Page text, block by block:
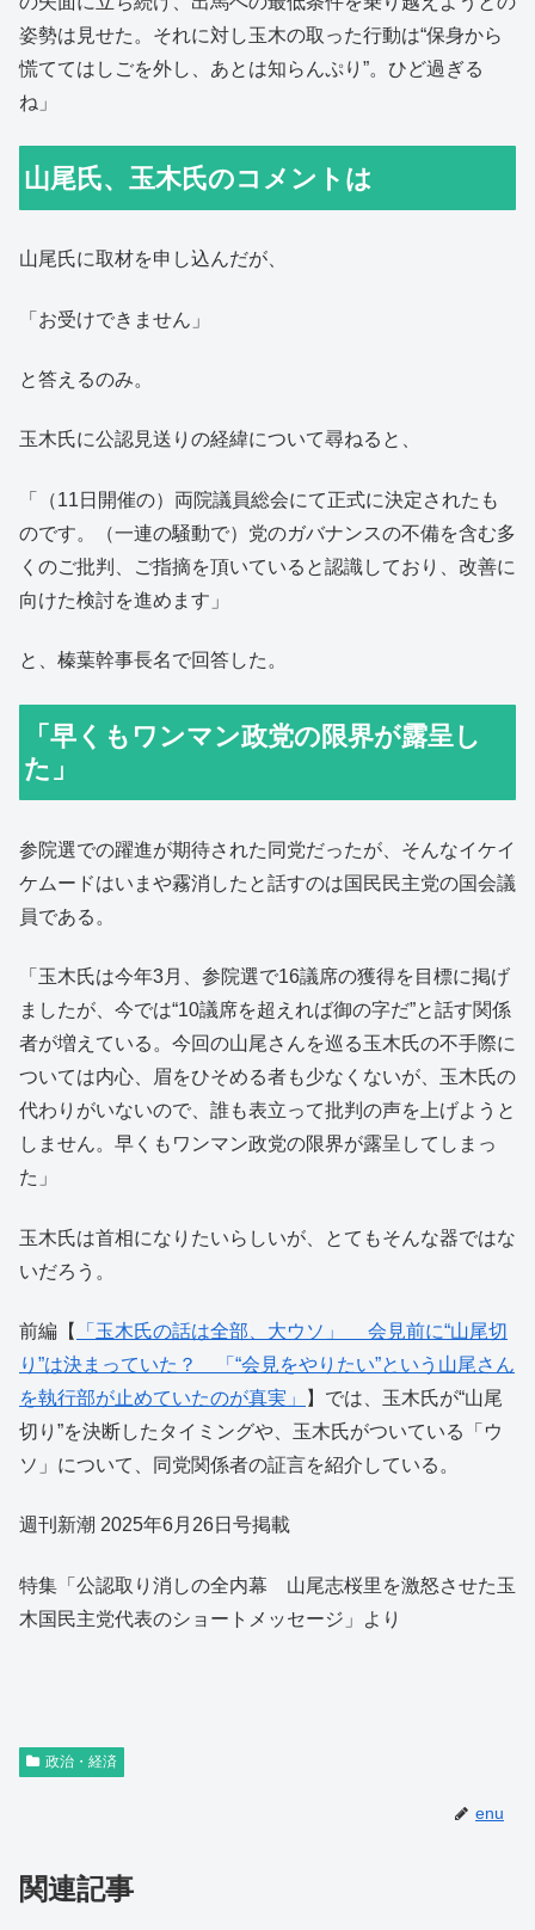
姿勢は見せた。それに対し玉木の取った行動は“保身から
慌ててはしごを外し、あとは知らんぷり”。ひど過ぎる
ね」
山尾氏、玉木氏のコメントは
山尾氏に取材を申し込んだが、
「お受けできません」
と答えるのみ。
玉木氏に公認見送りの経緯について尋ねると、
「（11日開催の）両院議員総会にて正式に決定されたも
のです。（一連の騒動で）党のガバナンスの不備を含む多
くのご批判、ご指摘を頂いていると認識しており、改善に
向けた検討を進めます」
と、榛葉幹事長名で回答した。
「早くもワンマン政党の限界が露呈し
た」
参院選での躍進が期待された同党だったが、そんなイケイ
ケムードはいまや霧消したと話すのは国民民主党の国会議
員である。
「玉木氏は今年3月、参院選で16議席の獲得を目標に掲げ
ましたが、今では“10議席を超えれば御の字だ”と話す関係
者が増えている。今回の山尾さんを巡る玉木氏の不手際に
ついては内心、眉をひそめる者も少なくないが、玉木氏の
代わりがいないので、誰も表立って批判の声を上げようと
しません。早くもワンマン政党の限界が露呈してしまっ
た」
玉木氏は首相になりたいらしいが、とてもそんな器ではな
いだろう。
前編【
「玉木氏の話は全部、大ウソ」 会見前に“山尾切
り”は決まっていた？ 「“会見をやりたい”という山尾さん
を執行部が止めていたのが真実」
】では、玉木氏が“山尾
切り”を決断したタイミングや、玉木氏がついている「ウ
ソ」について、同党関係者の証言を紹介している。
週刊新潮 2025年6月26日号掲載
特集「公認取り消しの全内幕 山尾志桜里を激怒させた玉
木国民主党代表のショートメッセージ」より
政治・経済
enu
関連記事